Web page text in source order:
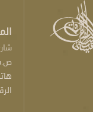
ص.ب ٤۸۸٦۳، دبي،
الرقم